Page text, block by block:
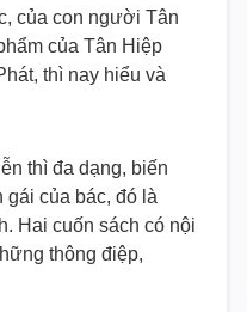
của con người Tân
của Tân Hiệp
thì nay hiểu và
thì đa dạng, biến
gái của bác, đó là
Hai cuốn sách có nội
thông điệp,